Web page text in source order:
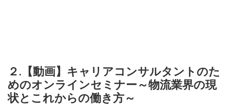
２.【動画】キャリアコンサルタントのた
めのオンラインセミナー～物流業界の現
状とこれからの働き方～